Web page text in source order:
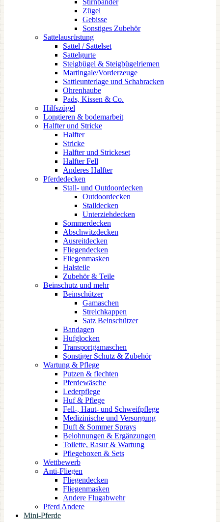
Zügel
Gebisse
Sonstiges Zubehör
Sattelausrüstung
Sattel / Sattelset
Sattelgurte
Steigbügel & Steigbügelriemen
Martingale/Vorderzeuge
Sattleunterlage und Schabracken
Ohrenhaube
Pads, Kissen & Co.
Hilfszügel
Longieren & bodemarbeit
Halfter und Stricke
Halfter
Stricke
Halfter und Strickeset
Halfter Fell
Anderes Halfter
Pferdedecken
Stall- und Outdoordecken
Outdoordecken
Stalldecken
Unterziehdecken
Sommerdecken
Abschwitzdecken
Ausreitdecken
Fliegendecken
Fliegenmasken
Halsteile
Zubehör & Teile
Beinschutz und mehr
Beinschützer
Gamaschen
Streichkappen
Satz Beinschützer
Bandagen
Hufglocken
Transportgamaschen
Sonstiger Schutz & Zubehör
Wartung & Pflege
Putzen & flechten
Pferdewäsche
Lederpflege
Huf & Pflege
Fell-, Haut- und Schweifpflege
Medizinische und Versorgung
Duft & Sommer Sprays
Belohnungen & Ergänzungen
Toilette, Rasur & Wartung
Pflegeboxen & Sets
Wettbewerb
Anti-Fliegen
Fliegendecken
Fliegenmasken
Andere Flugabwehr
Pferd Andere
Mini-Pferde